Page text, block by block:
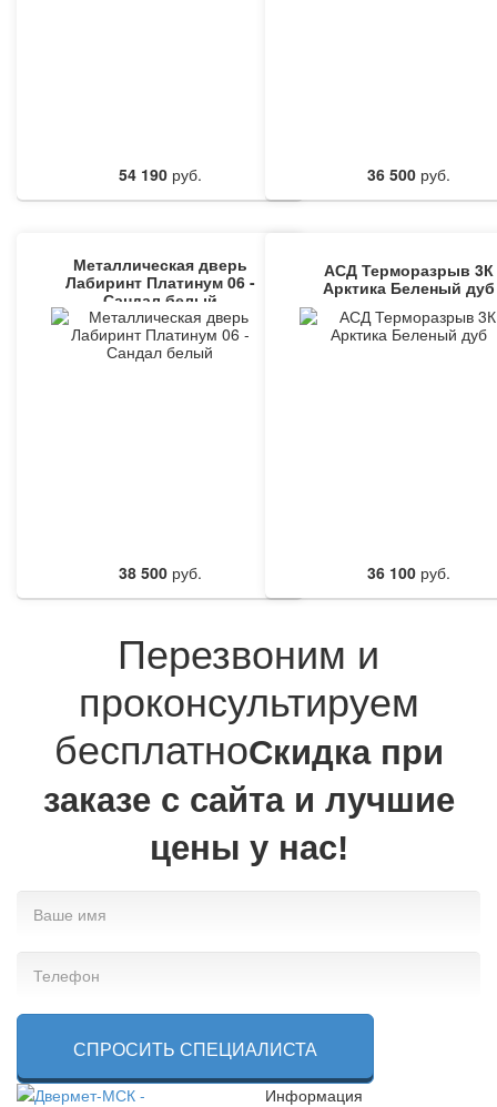
54 190руб. 36 500руб.
Металлическая дверь
Лабиринт Платинум 06 -
Сандал белый
38 500руб.
АСД Терморазрыв 3К
Арктика Беленый дуб
36 100руб.
Перезвоним и
проконсультируем
бесплатноCкидка при
заказе с сайта и лучшие
цены у нас!
СПРОСИТЬ СПЕЦИАЛИСТА
Информация